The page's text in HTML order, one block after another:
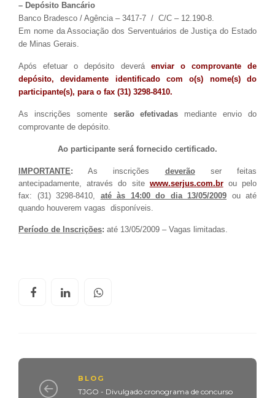
– Depósito Bancário
Banco Bradesco / Agência – 3417-7 / C/C – 12.190-8.
Em nome da Associação dos Serventuários de Justiça do Estado
de Minas Gerais.
Após efetuar o depósito deverá enviar o comprovante de
depósito, devidamente identificado com o(s) nome(s) do
participante(s), para o fax (31) 3298-8410.
As inscrições somente serão efetivadas mediante envio do
comprovante de depósito.
Ao participante será fornecido certificado.
IMPORTANTE: As inscrições deverãoser feitas
antecipadamente, através do site www.serjus.com.brou pelo
fax: (31) 3298-8410, até às 14:00 do dia 13/05/2009 ou até
quando houverem vagas disponíveis.
Período de Inscrições: até 13/05/2009 – Vagas limitadas.
BLOG
TJGO - Divulgado cronograma de concurso